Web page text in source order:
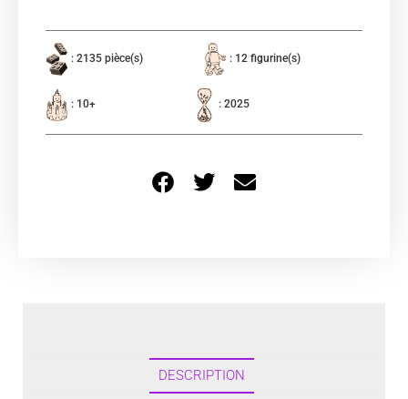
: 2135 pièce(s) : 12 figurine(s)
: 10+ : 2025
DESCRIPTION